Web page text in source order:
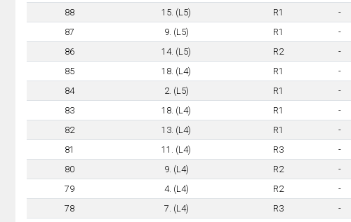
88
15. (L5) R1 -
87
9. (L5) R1 -
86
14. (L5) R2 -
85
18. (L4) R1 -
84
2. (L5) R1 -
83
18. (L4) R1 -
82
13. (L4) R1 -
81
11. (L4) R3 -
80
9. (L4) R2 -
79
4. (L4) R2 -
78
7. (L4) R3 -